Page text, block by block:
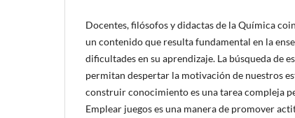
Docentes, filósofos y didactas de la Química
un contenido que resulta fundamental en la
dificultades en su aprendizaje. La búsqueda de
permitan despertar la motivación de nuestros
construir conocimiento es una tarea compleja
Emplear juegos es una manera de promover